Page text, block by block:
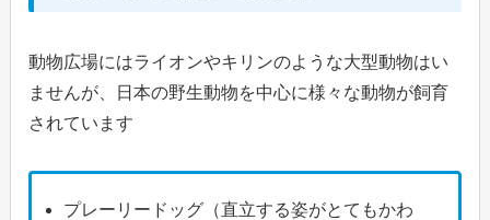
動物広場にはライオンやキリンのような大型動物はい
ませんが、日本の野生動物を中心に様々な動物が飼育
されています
プレーリードッグ（直立する姿がとてもかわ